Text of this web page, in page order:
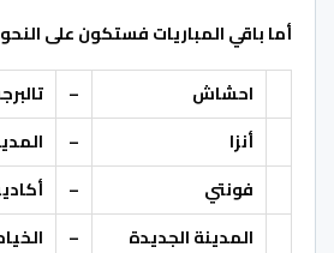
أما باقي المباريات فستكون على النحو
احشاش
–
أنزا
–
فونتي
–
المدينة الجديدة
–